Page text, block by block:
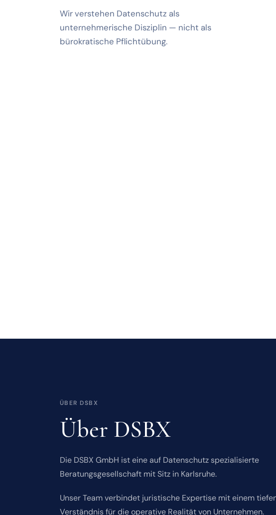
Wir verstehen Datenschutz als
unternehmerische Disziplin — nicht als
bürokratische Pflichtübung.
ÜBER DSBX
Über DSBX
Die DSBX GmbH ist eine auf Datenschutz spezialisierte
Beratungsgesellschaft mit Sitz in Karlsruhe.
Unser Team verbindet juristische Expertise mit einem
Verständnis für die operative Realität von Unternehmen.